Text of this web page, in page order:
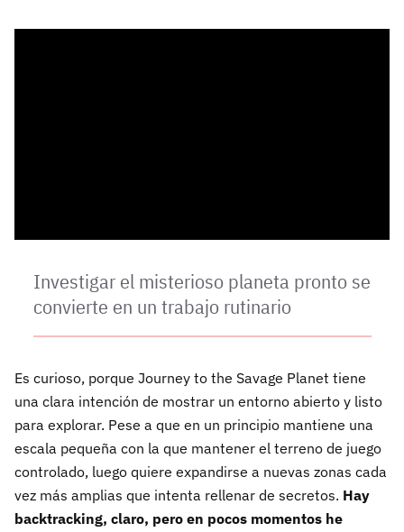
Investigar el misterioso planeta pronto se
convierte en un trabajo rutinario
Es curioso, porque Journey to the Savage Planet tiene
una clara intención de mostrar un entorno abierto y listo
para explorar. Pese a que en un principio mantiene una
escala pequeña con la que mantener el terreno de juego
controlado, luego quiere expandirse a nuevas zonas cada
vez más amplias que intenta rellenar de secretos. Hay
backtracking, claro, pero en pocos momentos he